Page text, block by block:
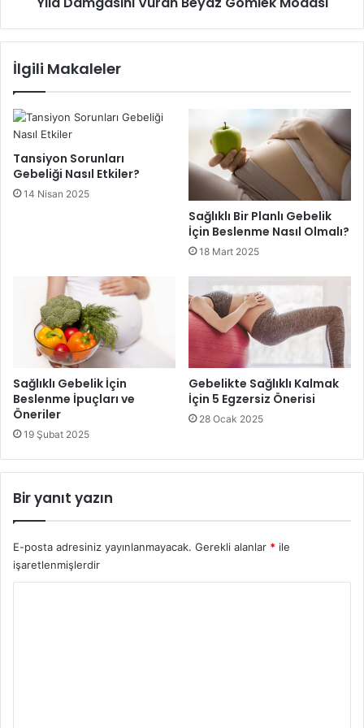
İlgili Makaleler
Tansiyon Sorunları
Gebeliği Nasıl Etkiler?
14 Nisan 2025
Sağlıklı Bir Planlı Gebelik
İçin Beslenme Nasıl Olmalı?
18 Mart 2025
Sağlıklı Gebelik İçin
Beslenme İpuçları ve
Öneriler
19 Şubat 2025
Gebelikte Sağlıklı Kalmak
İçin 5 Egzersiz Önerisi
28 Ocak 2025
Bir yanıt yazın
E-posta adresiniz yayınlanmayacak. Gerekli alanlar * ile
işaretlenmişlerdir